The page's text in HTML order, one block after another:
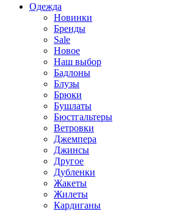
Одежда
Новинки
Бренды
Sale
Новое
Наш выбор
Бадлоны
Блузы
Брюки
Бушлаты
Бюстгальтеры
Ветровки
Джемпера
Джинсы
Другое
Дубленки
Жакеты
Жилеты
Кардиганы